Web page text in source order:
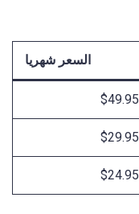
السعر شهريا
$49.95
$29.95
$24.95